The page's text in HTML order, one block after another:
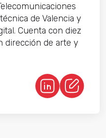
de Valencia y
Cuenta con diez
dirección de arte y